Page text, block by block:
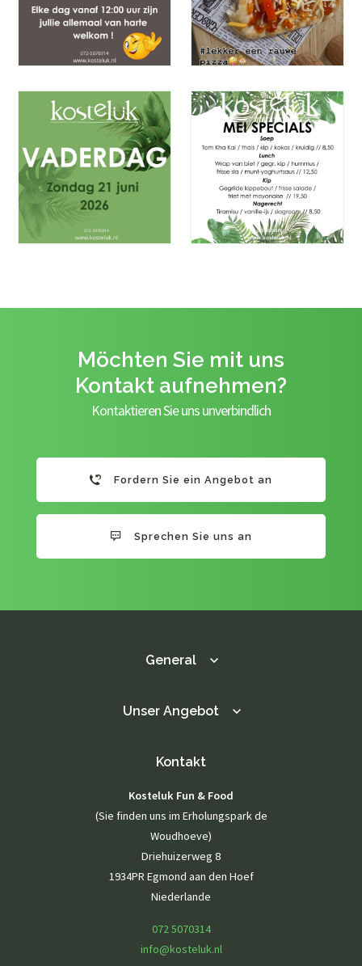
Möchten Sie mit uns
Kontakt aufnehmen?
Kontaktieren Sie uns unverbindlich
Fordern Sie ein Angebot an
Sprechen Sie uns an
General
Unser Angebot
Kontakt
Kosteluk Fun & Food
(Sie finden uns im Erholungspark de
Woudhoeve)
Driehuizerweg 8
1934PR Egmond aan den Hoef
Niederlande
072 5070314
info@kosteluk.nl